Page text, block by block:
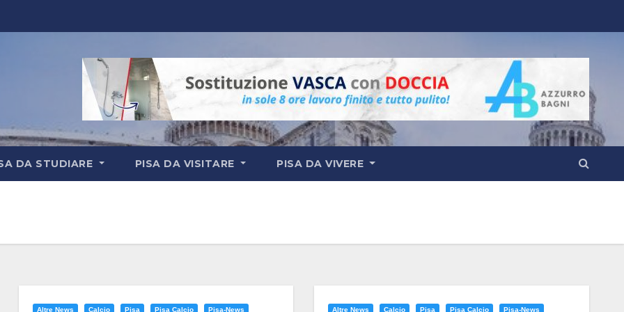
DA STUDIARE PISA DA VISITARE PISA DA VIVERE
Altre News Calcio Pisa Pisa Calcio Pisa-News Altre News Calcio Pisa Pisa Calcio Pisa-News